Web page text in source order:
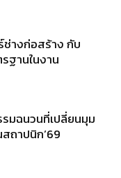
ช่างก่อสร้าง กับ
ฐานในงาน
มฉนวนที่เปลี่ยนมุม
ถาปนิก’69